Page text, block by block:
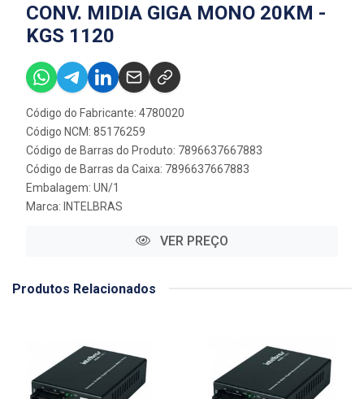
CONV. MIDIA GIGA MONO 20KM -
KGS 1120
Código do Fabricante: 4780020
Código NCM: 85176259
Código de Barras do Produto: 7896637667883
Código de Barras da Caixa: 7896637667883
Embalagem: UN/1
Marca: INTELBRAS
VER PREÇO
Produtos Relacionados